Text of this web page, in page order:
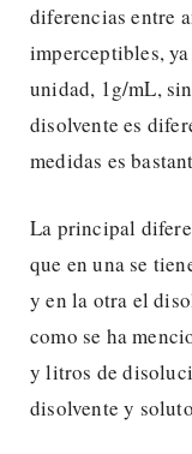
diferencias entre
imperceptibles,
unidad, 1g/mL,
disolvente es
medidas es
La principal
que en una se
y en la otra el
como se ha
y litros de
disolvente y